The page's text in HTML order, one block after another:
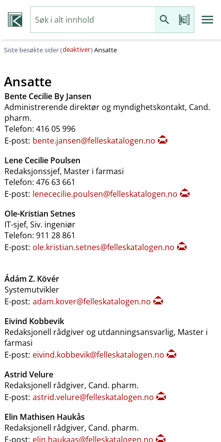
Siste besøkte sider (deaktiver)Ansatte
Ansatte
Bente Cecilie By Jansen
Administrerende direktør og myndighetskontakt, Cand.
pharm.
Telefon: 416 05 996
E-post: bente.jansen@felleskatalogen.no
Lene Cecilie Poulsen
Redaksjonssjef, Master i farmasi
Telefon: 476 63 661
E-post: lenececilie.poulsen@felleskatalogen.no
Ole-Kristian Setnes
IT-sjef, Siv. ingeniør
Telefon: 911 28 861
E-post: ole.kristian.setnes@felleskatalogen.no
Ádám Z. Kövér
Systemutvikler
E-post: adam.kover@felleskatalogen.no
Eivind Kobbevik
Redaksjonell rådgiver og utdanningsansvarlig, Master i
farmasi
E-post: eivind.kobbevik@felleskatalogen.no
Astrid Velure
Redaksjonell rådgiver, Cand. pharm.
E-post: astrid.velure@felleskatalogen.no
Elin Mathisen Haukås
Redaksjonell rådgiver, Cand. pharm.
E-post: elin.haukaas@felleskatalogen.no